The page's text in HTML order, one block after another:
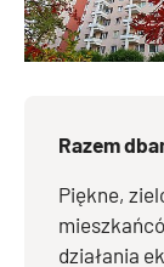
Razem
Piękne,
działania